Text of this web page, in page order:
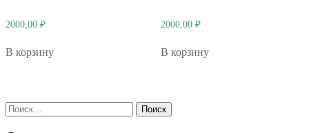
2000,00 ₽
В корзину
2000,00 ₽
В корзину
Найти: